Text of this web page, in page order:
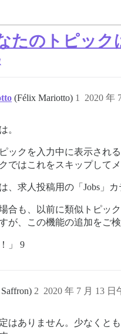
なたのトピッ
(Félix Mariotto) 2020 年
1
。
ックを入力中に表示され
ではこれをスキップして
、求人投稿用の「Jobs」
合も、以前に類似トピッ
が、この機能の追加をご
」 9
2020 年 7 月 13 日
2
はありません。少なくと